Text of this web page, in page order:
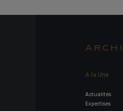
A la Une
Actualités
Expertises